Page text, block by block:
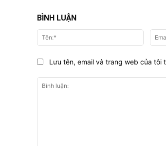
BÌNH LUẬN
Tên:*
Lưu tên, email và trang web của tôi